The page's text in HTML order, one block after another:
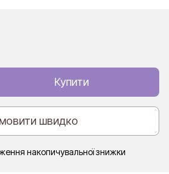
Купити
швидко
накопичувальної знижки